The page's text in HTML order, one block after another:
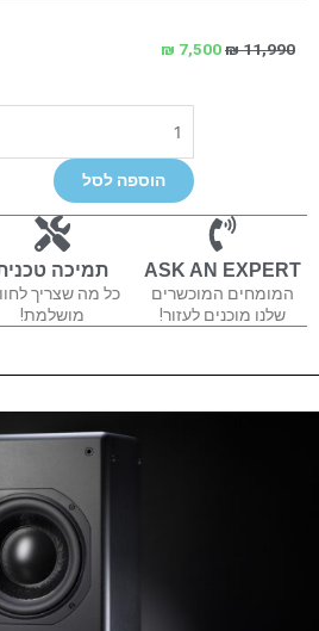
₪11,990
המחיר
היה:
₪ 7,500
הוא:כמות
של
Quested
SB10Rהוספה לסל
ASK AN EXPERT
המומחים המוכשרים
שלנו מוכנים לעזור!
תמיכה
כל מה שצריך
מושלמת!